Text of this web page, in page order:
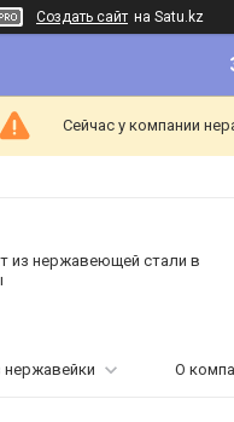
Создать сайт на Satu.kz
Сейчас у компании
из нержавеющей стали в
О